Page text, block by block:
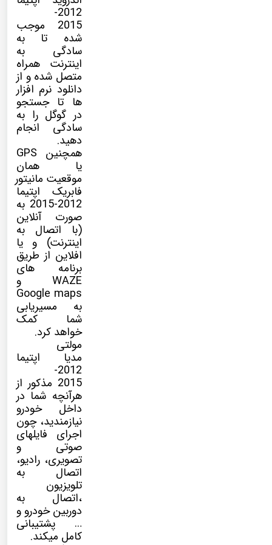
2012-
2015 موجب
شده تا به
سادگی به
اینترنت همراه
متصل شده و از
دانلود نرم افزار
ها تا جستجو
در گوگل را به
سادگی انجام
دهید.
همچنین GPS
یا همان
موقعیت مانیتور
فابریک اپتیما
2012-2015 به
صورت آنلاین
(با اتصال به
اینترنت) و یا
افلاین از طریق
برنامه های
WAZE و
Google maps
به مسیریابی
شما کمک
خواهد کرد.
مولتی
مدیا اپتیما
2012-
2015 مذکور از
هرآنچه شما در
داخل خودرو
نیازمندید، چون
اجرای فایلهای
صوتی و
تصویری، رادیو،
اتصال به
تلویزیون
،اتصال به
دوربین خودرو و
… پشتیبانی
کامل میکند.